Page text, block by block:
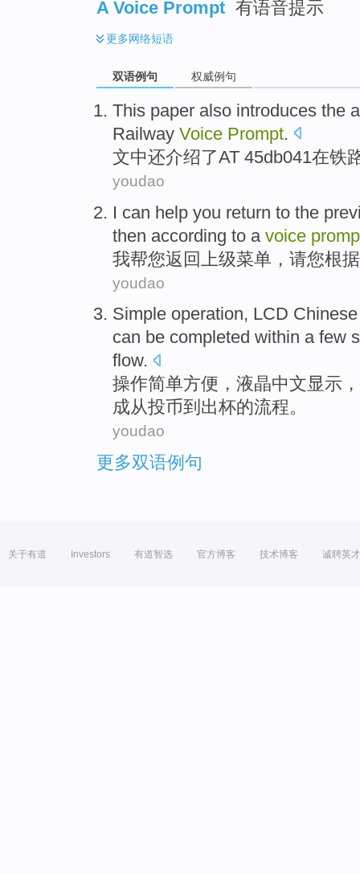
A Voice Prompt 有语音提示
更多网络短语
双语例句 权威例句
This paper also introduces the
Railway Voice Prompt.
文中还介绍了AT 45db041在铁
youdao
I can help you return to the
then according to a voice
我帮您返回 上级菜单 ， 请您根据
youdao
Simple operation, LCD Chinese
can be completed within a few
flow.
操作简单方便 ， 液晶中文显示 ，
成从投币到 出杯的流程。
youdao
更多双语例句
关于有道 Investors 有道智选 官方博客 技术博客 诚聘英才